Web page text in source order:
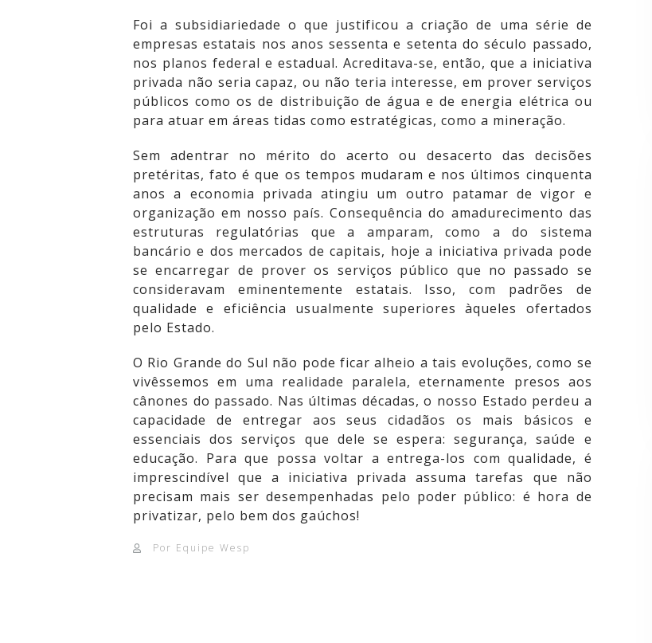
Foi a subsidiariedade o que justificou a criação de uma série de
empresas estatais nos anos sessenta e setenta do século passado,
nos planos federal e estadual. Acreditava-se, então, que a iniciativa
privada não seria capaz, ou não teria interesse, em prover serviços
públicos como os de distribuição de água e de energia elétrica ou
para atuar em áreas tidas como estratégicas, como a mineração.
Sem adentrar no mérito do acerto ou desacerto das decisões
pretéritas, fato é que os tempos mudaram e nos últimos cinquenta
anos a economia privada atingiu um outro patamar de vigor e
organização em nosso país. Consequência do amadurecimento das
estruturas regulatórias que a amparam, como a do sistema
bancário e dos mercados de capitais, hoje a iniciativa privada pode
se encarregar de prover os serviços público que no passado se
consideravam eminentemente estatais. Isso, com padrões de
qualidade e eficiência usualmente superiores àqueles ofertados
pelo Estado.
O Rio Grande do Sul não pode ficar alheio a tais evoluções, como se
vivêssemos em uma realidade paralela, eternamente presos aos
cânones do passado. Nas últimas décadas, o nosso Estado perdeu a
capacidade de entregar aos seus cidadãos os mais básicos e
essenciais dos serviços que dele se espera: segurança, saúde e
educação. Para que possa voltar a entrega-los com qualidade, é
imprescindível que a iniciativa privada assuma tarefas que não
precisam mais ser desempenhadas pelo poder público: é hora de
privatizar, pelo bem dos gaúchos!
Por Equipe Wesp